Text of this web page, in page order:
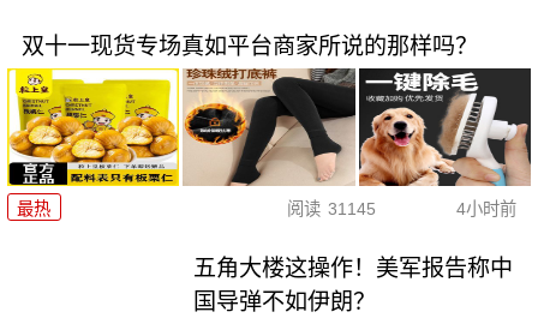
双十一现货专场真如平台商家所说的那样吗？
最热 阅读 31145 4小时前
五角大楼这操作！美军报告称中
国导弹不如伊朗？